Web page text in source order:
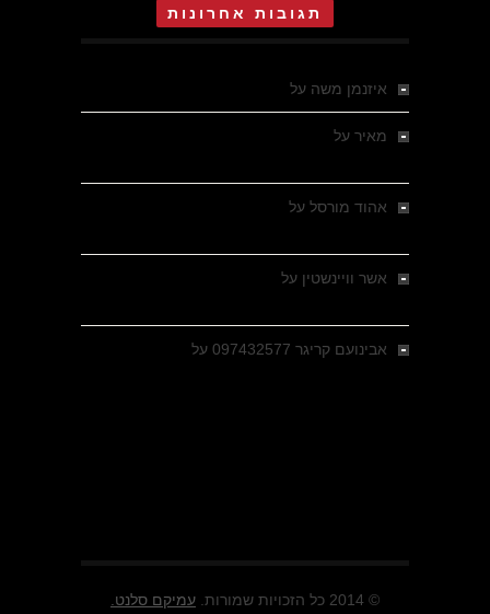
תגובות אחרונות
איזנמן משה על
מאיר על
אהוד מורסל על
אשר וויינשטין על
אבינועם קריגר 097432577 על
© 2014 כל הזכויות שמורות. עמיקם סלנט.